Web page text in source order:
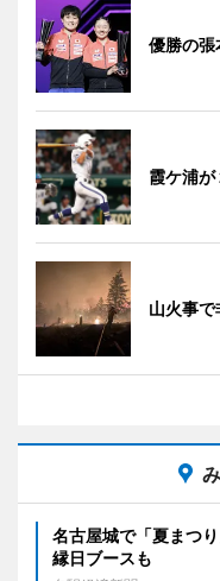
優勝の
霞ケ浦
山火事
名古屋城で「夏まつ
縁日ブースも